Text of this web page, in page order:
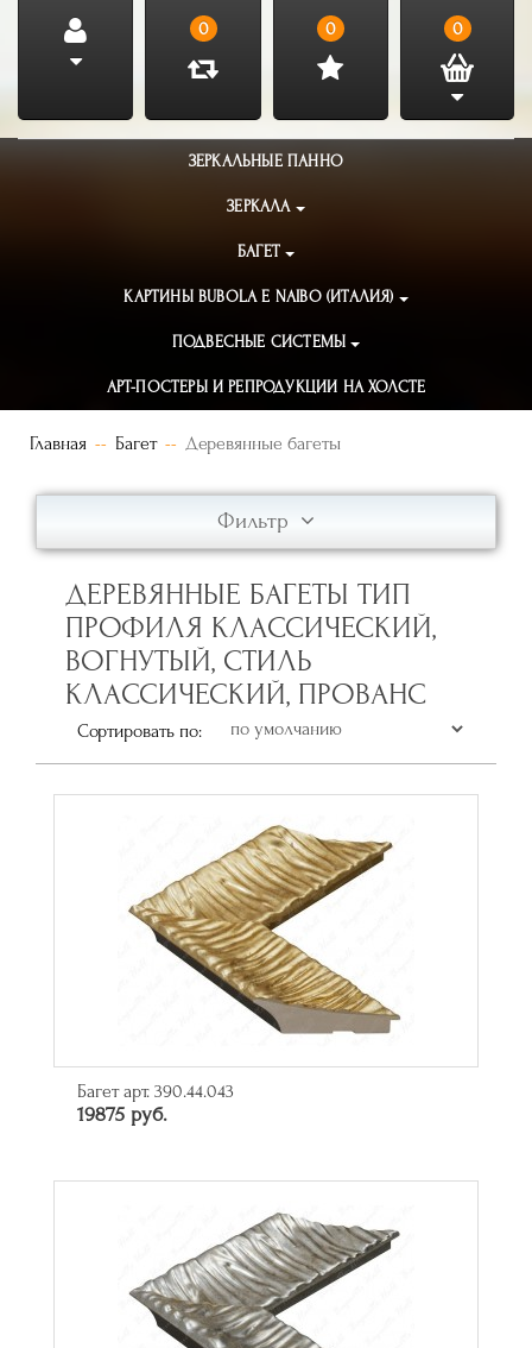
0 0 0
ЗЕРКАЛЬНЫЕ ПАННО
ЗЕРКАЛА
БАГЕТ
КАРТИНЫ BUBOLA E NAIBO (ИТАЛИЯ)
ПОДВЕСНЫЕ СИСТЕМЫ
АРТ-ПОСТЕРЫ И РЕПРОДУКЦИИ НА ХОЛСТЕ
Главная Багет Деревянные багеты
Фильтр
ДЕРЕВЯННЫЕ БАГЕТЫ ТИП
ПРОФИЛЯ КЛАССИЧЕСКИЙ,
ВОГНУТЫЙ, СТИЛЬ
КЛАССИЧЕСКИЙ, ПРОВАНС
Сортировать по:
Багет арт. 390.44.043
19875 руб.